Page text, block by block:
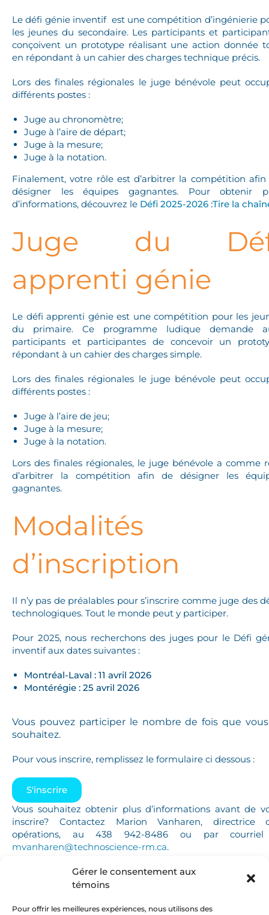
Gérer le consentement aux
témoins
Pour offrir les meilleures expériences, nous utilisons des
Le défi génie inventif est une compétition d’ingénierie
les jeunes du secondaire. Les participants et
conçoivent un prototype réalisant une action donnée
en répondant à un cahier des charges technique précis.
Lors des finales régionales le juge bénévole peut
différents postes :
Juge au chronomètre;
Juge à l’aire de départ;
Juge à la mesure;
Juge à la notation.
Finalement, votre rôle est d’arbitrer la compétition afin
désigner les équipes gagnantes. Pour obtenir
d’informations, découvrez le Défi 2025-2026 :Tire la
Juge du
apprenti génie
Le défi apprenti génie est une compétition pour les
du primaire. Ce programme ludique demande
participants et participantes de concevoir un
répondant à un cahier des charges simple.
Lors des finales régionales le juge bénévole peut
différents postes :
Juge à l’aire de jeu;
Juge à la mesure;
Juge à la notation.
Lors des finales régionales, le juge bénévole a comme
d’arbitrer la compétition afin de désigner les
gagnantes.
Modalités
d’inscription
Il n’y pas de préalables pour s’inscrire comme juge des
technologiques. Tout le monde peut y participer.
Pour 2025, nous recherchons des juges pour le Défi
inventif aux dates suivantes :
Montréal-Laval : 11 avril 2026
Montérégie : 25 avril 2026
Vous pouvez participer le nombre de fois que
souhaitez.
Pour vous inscrire, remplissez le formulaire ci dessous :
S'inscrire
Vous souhaitez obtenir plus d’informations avant de
inscrire? Contactez Marion Vanharen, directrice
opérations, au 438 942-8486 ou par
mvanharen@technoscience-rm.ca.